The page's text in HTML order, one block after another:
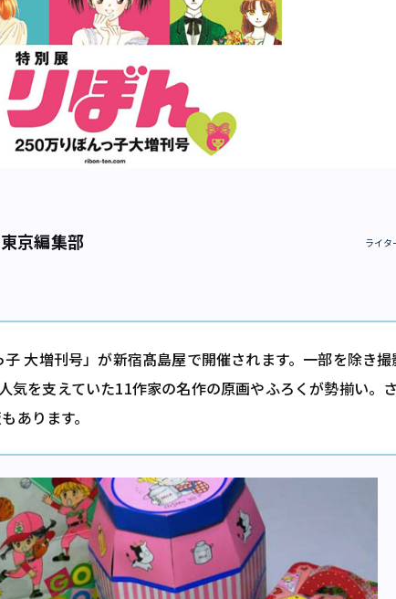
京編集部 ライタ
子 大増刊号」が新宿髙島屋で開催されます。一部を除き撮
気を支えていた11作家の名作の原画やふろくが勢揃い。
あります。